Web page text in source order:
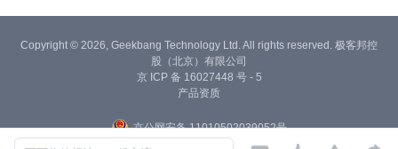
Copyright © 2026, Geekbang Technology Ltd. All rights reserved. 极客邦控
股（北京）有限公司
京 ICP 备 16027448 号 - 5
产品资质
京公网安备 11010502039052号